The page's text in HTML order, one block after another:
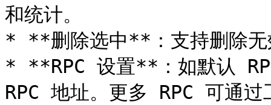
和统计。
* **删除选中**：支持删除无
* **RPC 设置**：如默认
RPC 地址。更多 RPC 可